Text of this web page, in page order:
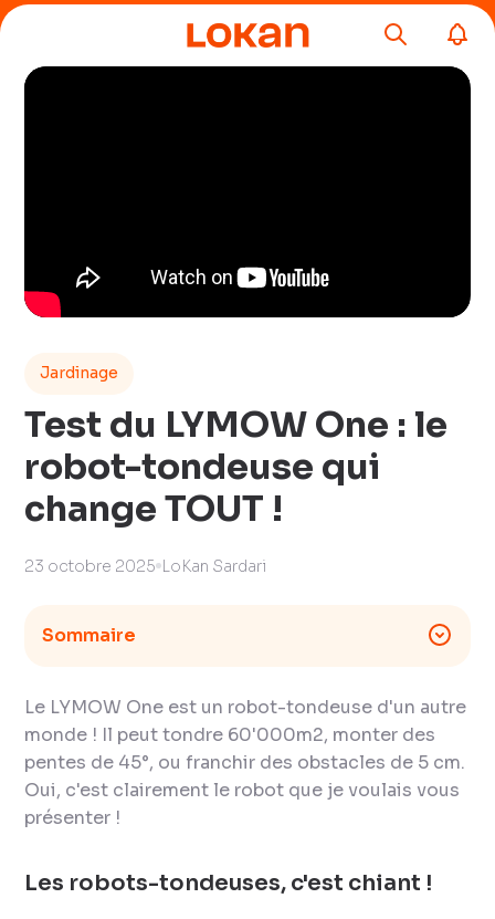
Jardinage
Test du LYMOW One : le
robot-tondeuse qui
change TOUT !
23 octobre 2025 LoKan Sardari
Sommaire
Le LYMOW One est un robot-tondeuse d'un autre
monde ! Il peut tondre 60'000m2, monter des
pentes de 45°, ou franchir des obstacles de 5 cm.
Oui, c'est clairement le robot que je voulais vous
présenter !
Les robots-tondeuses, c'est chiant !